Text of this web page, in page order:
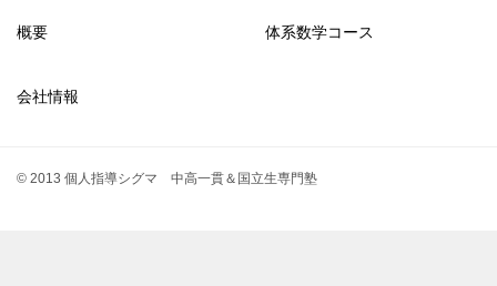
概要 体系数学コース
会社情報
© 2013 個人指導シグマ 中高一貫＆国立生専門塾